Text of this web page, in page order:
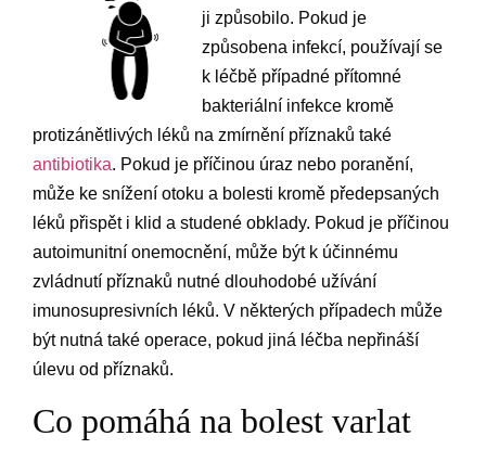
ji způsobilo. Pokud je
způsobena infekcí, používají se
k léčbě případné přítomné
bakteriální infekce kromě
protizánětlivých léků na zmírnění příznaků také
antibiotika. Pokud je příčinou úraz nebo poranění,
může ke snížení otoku a bolesti kromě předepsaných
léků přispět i klid a studené obklady. Pokud je příčinou
autoimunitní onemocnění, může být k účinnému
zvládnutí příznaků nutné dlouhodobé užívání
imunosupresivních léků. V některých případech může
být nutná také operace, pokud jiná léčba nepřináší
úlevu od příznaků.
Co pomáhá na bolest varlat